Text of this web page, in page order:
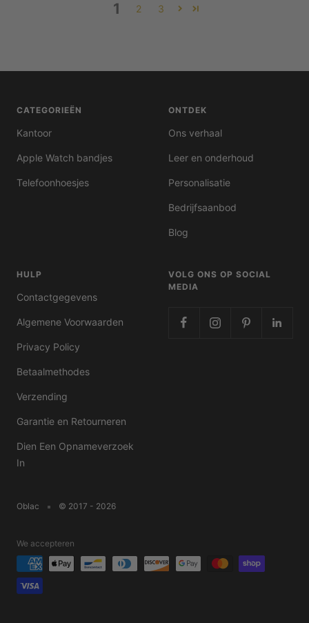
1 2 3
CATEGORIEËN
Kantoor
Apple Watch bandjes
Telefoonhoesjes
ONTDEK
Ons verhaal
Leer en onderhoud
Personalisatie
Bedrijfsaanbod
Blog
HULP
Contactgegevens
Algemene Voorwaarden
Privacy Policy
Betaalmethodes
Verzending
Garantie en Retourneren
Dien Een Opnameverzoek
In
VOLG ONS OP SOCIAL
MEDIA
Oblac © 2017 - 2026
We accepteren